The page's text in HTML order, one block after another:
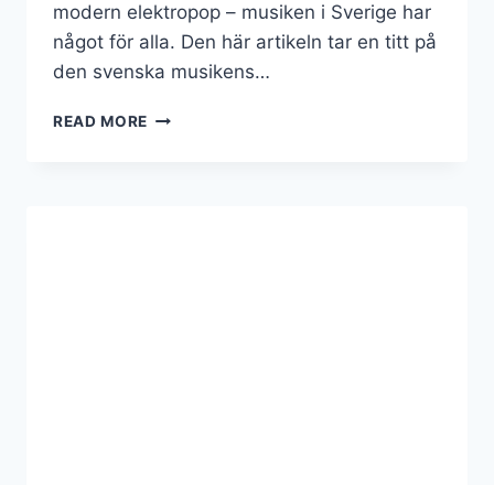
modern elektropop – musiken i Sverige har
något för alla. Den här artikeln tar en titt på
den svenska musikens…
READ MORE MUSIK